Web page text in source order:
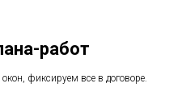
работ
фиксируем все в договоре.